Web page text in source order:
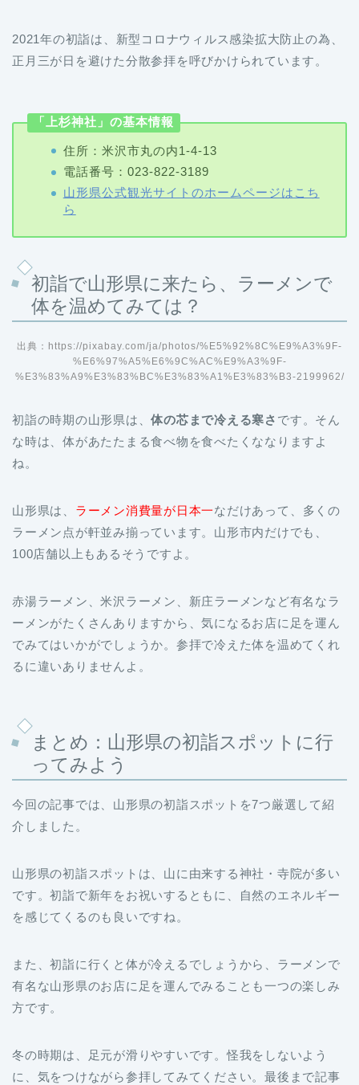
2021年の初詣は、新型コロナウィルス感染拡大防止の為、
正月三が日を避けた分散参拝を呼びかけられています。
「上杉神社」の基本情報
住所：米沢市丸の内1-4-13
電話番号：023-822-3189
山形県公式観光サイトのホームページはこち
ら
初詣で山形県に来たら、ラーメンで
体を温めてみては？
出典：https://pixabay.com/ja/photos/%E5%92%8C%E9%A3%9F-
%E6%97%A5%E6%9C%AC%E9%A3%9F-
%E3%83%A9%E3%83%BC%E3%83%A1%E3%83%B3-2199962/
初詣の時期の山形県は、体の芯まで冷える寒さ です。そん
な時は、体があたたまる食べ物を食べたくななりますよ
ね。
山形県は、 ラーメン消費量が日本一なだけあって、多くの
ラーメン点が軒並み揃っています。山形市内だけでも、
100店舗以上もあるそうですよ。
赤湯ラーメン、米沢ラーメン、新庄ラーメンなど有名なラ
ーメンがたくさんありますから、気になるお店に足を運ん
でみてはいかがでしょうか。参拝で冷えた体を温めてくれ
るに違いありませんよ。
まとめ：山形県の初詣スポットに行
ってみよう
今回の記事では、山形県の初詣スポットを7つ厳選して紹
介しました。
山形県の初詣スポットは、山に由来する神社・寺院が多い
です。初詣で新年をお祝いするともに、自然のエネルギー
を感じてくるのも良いですね。
また、初詣に行くと体が冷えるでしょうから、ラーメンで
有名な山形県のお店に足を運んでみることも一つの楽しみ
方です。
冬の時期は、足元が滑りやすいです。怪我をしないよう
に、気をつけながら参拝してみてください。最後まで記事